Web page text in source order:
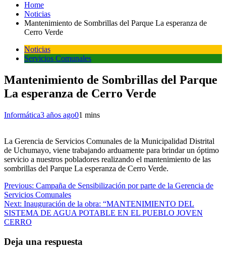
Home
Noticias
Mantenimiento de Sombrillas del Parque La esperanza de
Cerro Verde
Noticias
Servicios Comunales
Mantenimiento de Sombrillas del Parque
La esperanza de Cerro Verde
Informática3 años ago01 mins
La Gerencia de Servicios Comunales de la Municipalidad Distrital
de Uchumayo, viene trabajando arduamente para brindar un óptimo
servicio a nuestros pobladores realizando el mantenimiento de las
sombrillas del Parque La esperanza de Cerro Verde.
Navegación
de
entradas
Previous: Campaña de Sensibilización por parte de la Gerencia de
Servicios Comunales
Next: Inauguración de la obra: “MANTENIMIENTO DEL
SISTEMA DE AGUA POTABLE EN EL PUEBLO JOVEN
CERRO
Deja una respuesta